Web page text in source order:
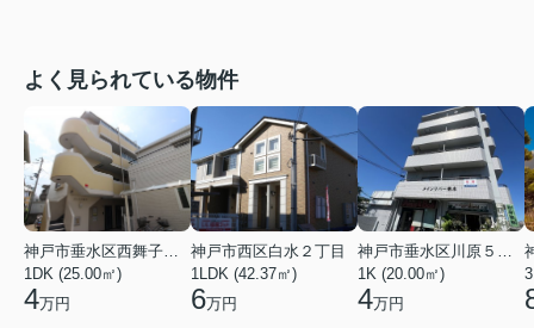
よく見られている物件
神戸市垂水区西舞子２丁目
1DK (25.00㎡)
4万円
神戸市西区白水２丁目
1LDK (42.37㎡)
6万円
神戸市垂水区川原５丁目
1K (20.00㎡)
4万円